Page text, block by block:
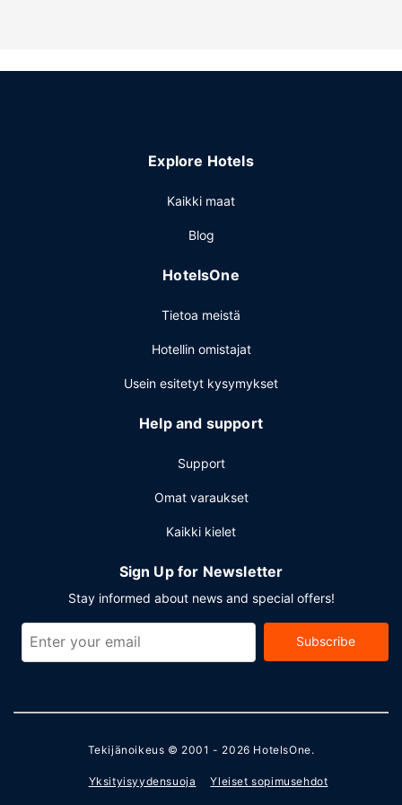
Explore Hotels
Kaikki maat
Blog
HotelsOne
Tietoa meistä
Hotellin omistajat
Usein esitetyt kysymykset
Help and support
Support
Omat varaukset
Kaikki kielet
Sign Up for Newsletter
Stay informed about news and special offers!
Subscribe
Tekijänoikeus © 2001 - 2026 HotelsOne.
Yksityisyydensuoja Yleiset sopimusehdot